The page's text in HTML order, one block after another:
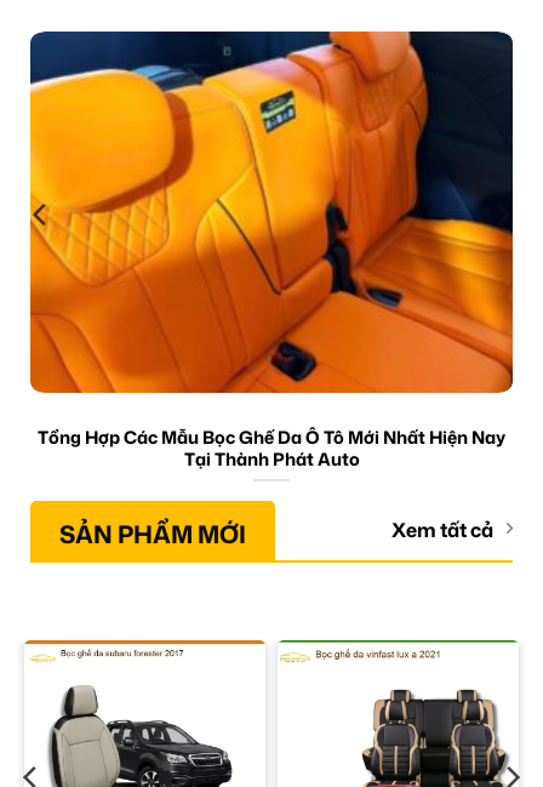
Tổng Hợp Các Mẫu Bọc Ghế Da Ô Tô Mới Nhất Hiện Nay
Tại Thành Phát Auto
SẢN PHẨM MỚI Xem tất cả